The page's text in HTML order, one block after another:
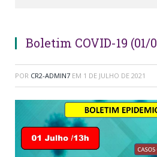
Boletim COVID-19 (01/
POR CR2-ADMIN7 EM 1 DE JULHO DE 2021